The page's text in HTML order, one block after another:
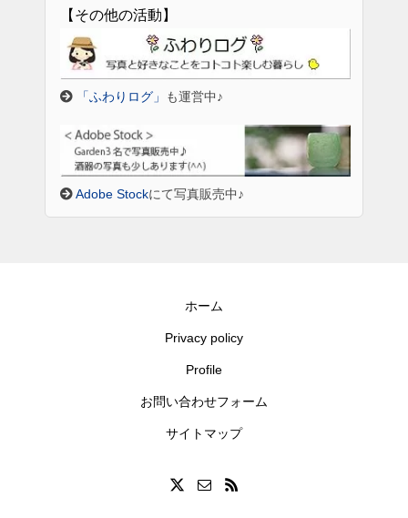
【その他の活動】
「ふわりログ」 も運営中♪
Adobe Stockにて写真販売中♪
ホーム
Privacy policy
Profile
お問い合わせフォーム
サイトマップ